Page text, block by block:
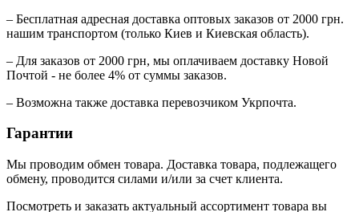
– Бесплатная адресная доставка оптовых заказов от 2000 грн.
нашим транспортом (только Киев и Киевская область).
– Для заказов от 2000 грн, мы оплачиваем доставку Новой
Почтой - не более 4% от суммы заказов.
– Возможна также доставка перевозчиком Укрпочта.
Гарантии
Мы проводим обмен товара. Доставка товара, подлежащего
обмену, проводится силами и/или за счет клиента.
Посмотреть и заказать актуальный ассортимент товара вы